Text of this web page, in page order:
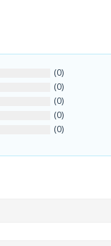
(0)
(0)
(0)
(0)
(0)